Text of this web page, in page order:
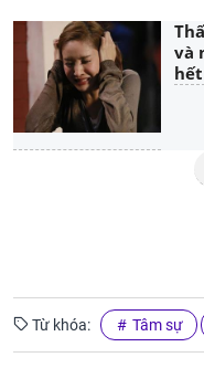
và
Từ khóa: Tâm sự